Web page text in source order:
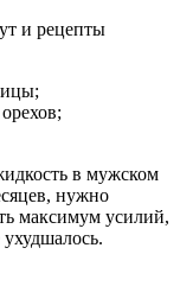
и рецепты
в мужском
нужно
максимум усилий,